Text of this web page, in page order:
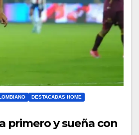
DESTACADAS HOME
primero y sueña con